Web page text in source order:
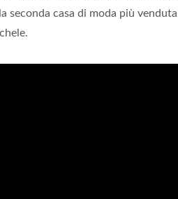
seconda casa di moda più